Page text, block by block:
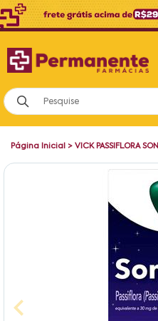
Página Inicial > VICK PASSIFLORA